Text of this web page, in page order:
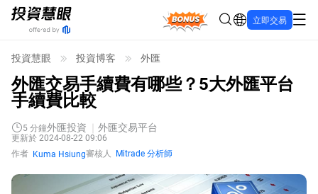
Bonus 立即交易
投資慧眼 投資博客 外匯
外匯交易手續費有哪些？5大外匯平台
手續費比較
5 分鐘外匯投資 外匯交易平台
更新於 2024-08-22 09:06
作者 Kuma Hsiung審核人 Mitrade 分析師